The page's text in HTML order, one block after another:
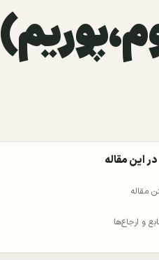
در این مقاله
مقاله
و ارجاع‌ها